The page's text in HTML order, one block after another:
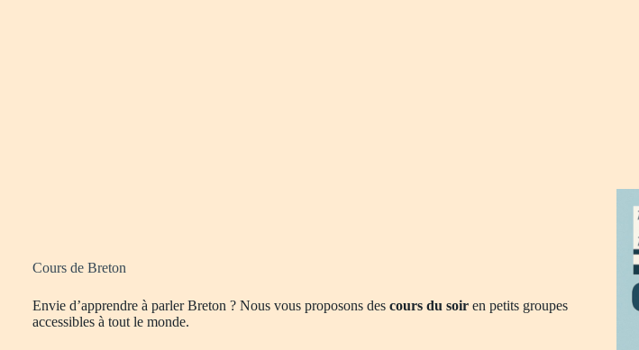
Cours de Breton
Envie d’apprendre à parler Breton ? Nous vous proposons des cours du soir en petits groupes
accessibles à tout le monde.